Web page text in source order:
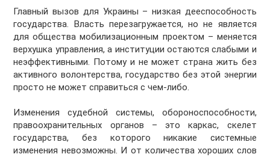
Главный вызов для Украины – низкая дееспособность
государства. Власть перезагружается, но не является
для общества мобилизационным проектом – меняется
верхушка управления, а институции остаются слабыми и
неэффективными. Потому и не может страна жить без
активного волонтерства, государство без этой энергии
просто не может справиться с чем-либо.
Изменения судебной системы, обороноспособности,
правоохранительных органов – это каркас, скелет
государства, без которого никакие системные
изменения невозможны. И от количества хороших слов